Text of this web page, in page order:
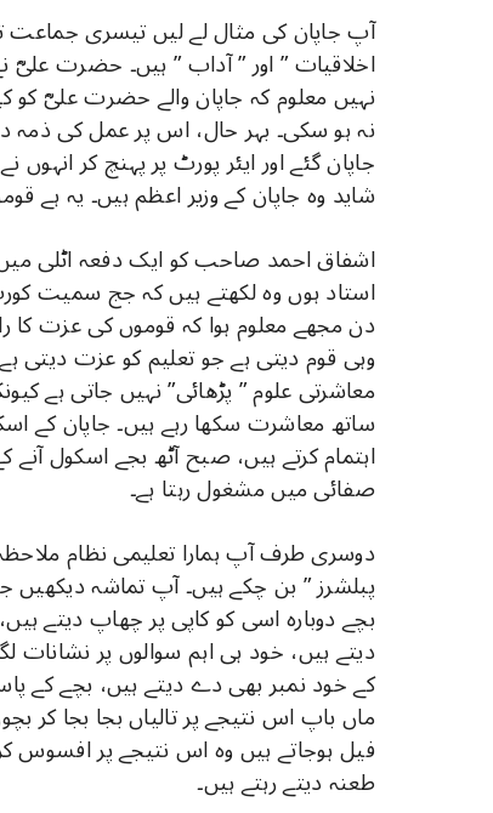
آپ جاپان کی مثال لے لیں تیسری جماعت
اخلاقیات ” اور ” آداب ” ہیں۔ حضرت
نہیں معلوم کہ جاپان والے حضرت علیؓ کو
نہ ہو سکی۔ بہر حال، اس پر عمل کی ذمہ
جاپان گئے اور ایئر پورٹ پر پہنچ کر انہوں
شاید وہ جاپان کے وزیر اعظم ہیں۔ یہ ہے
اشفاق احمد صاحب کو ایک دفعہ اٹلی میں
استاد ہوں وہ لکھتے ہیں کہ جج سمیت
دن مجھے معلوم ہوا کہ قوموں کی عزت کا
وہی قوم دیتی ہے جو تعلیم کو عزت دیتی
معاشرتی علوم ” پڑھائی” نہیں جاتی ہے
ساتھ معاشرت سکھا رہے ہیں۔ جاپان کے
صفائی میں مشغول رہتا ہے۔
دوسری طرف آپ ہمارا تعلیمی نظام
پبلشرز ” بن چکے ہیں۔ آپ تماشہ دیکھیں
بچے دوبارہ اسی کو کاپی پر چھاپ دیتے
دیتے ہیں، خود ہی اہم سوالوں پر نشانات
کے خود نمبر بھی دے دیتے ہیں، بچے کے
ماں باپ اس نتیجے پر تالیاں بجا بجا کر
فیل ہوجاتے ہیں وہ اس نتیجے پر افسوس
طعنہ دیتے رہتے ہیں۔